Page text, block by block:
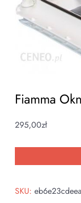
Fiamma
295,00zł
SKU: